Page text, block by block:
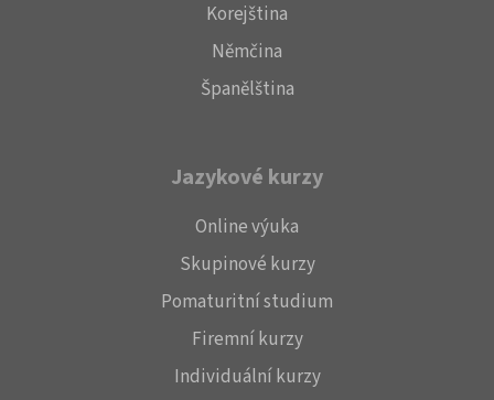
Korejština
Němčina
Španělština
Jazykové kurzy
Online výuka
Skupinové kurzy
Pomaturitní studium
Firemní kurzy
Individuální kurzy